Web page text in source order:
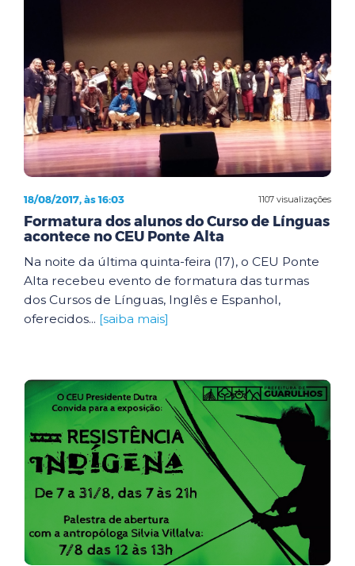
1107 visualizações
18/08/2017, às 16:03
Formatura dos alunos do Curso de Línguas
acontece no CEU Ponte Alta
Na noite da última quinta-feira (17), o CEU Ponte
Alta recebeu evento de formatura das turmas
dos Cursos de Línguas, Inglês e Espanhol,
oferecidos... [saiba mais]